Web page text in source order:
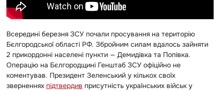
Всередині березня ЗСУ почали просування на територію
Бєлгородської області РФ. Збройним силам вдалось зайняти
2 прикордонні населені пункти — Демидівка та Попівка.
Операцію на Бєлгородщині Генштаб ЗСУ офіційно не
коментував. Президент Зеленський у кількох своїх
зверненнях підтвердив присутність українських військ у